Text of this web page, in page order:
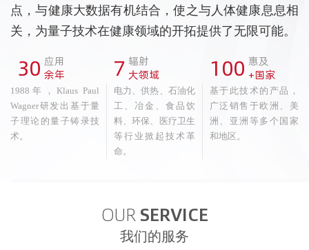
点，与健康大数据有机结合，使之与人体健康息息相
关，为量子技术在健康领域的开拓提供了无限可能。
30 应用
余年
1988年，Klaus Paul
Wagner研发出基于量
子理论的量子铸录技
术。
7 辐射
大领域
电力、供热、石油化
工、冶金、食品饮
料、环保、医疗卫生
等行业掀起技术革
命。
100 惠及
+国家
基于此技术的产品，
广泛销售于欧洲、美
洲、亚洲等多个国家
和地区。
OURSERVICE
我们的服务